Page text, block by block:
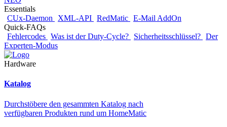
Essentials
CUx-Daemon
XML-API RedMatic E-Mail AddOn
Quick-FAQs
Fehlercodes Was ist der Duty-Cycle? Sicherheitsschlüssel? Der
Experten-Modus
Hardware
Katalog
Durchstöbere den gesammten Katalog nach
verfügbaren Produkten rund um HomeMatic